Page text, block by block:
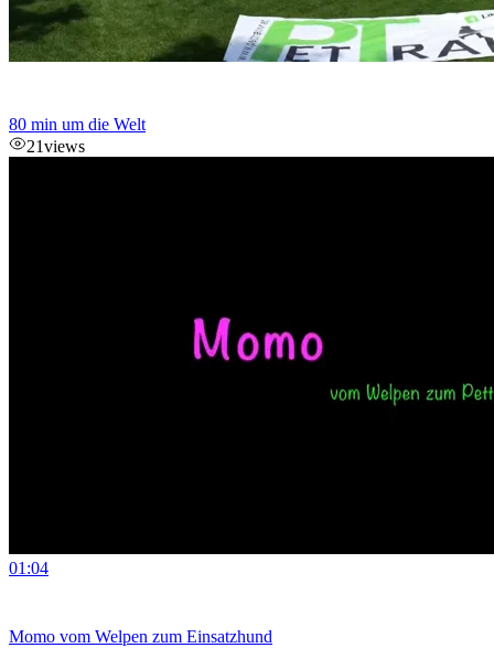
80 min um die Welt
21views
01:04
Momo vom Welpen zum Einsatzhund